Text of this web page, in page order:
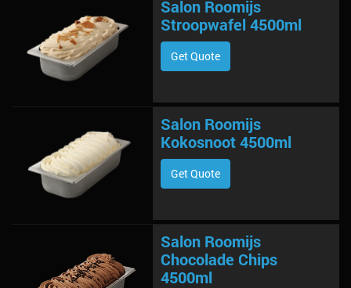
Salon Roomijs
Stroopwafel 4500ml
Get Quote
Salon Roomijs
Kokosnoot 4500ml
Get Quote
Salon Roomijs
Chocolade Chips
4500ml